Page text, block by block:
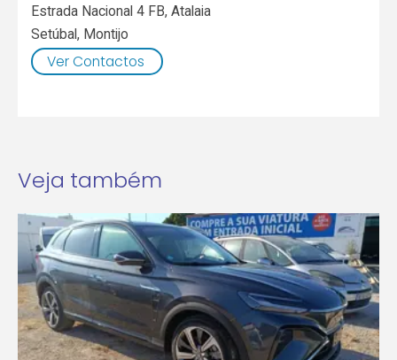
Estrada Nacional 4 FB, Atalaia
Setúbal, Montijo
Ver Contactos
Veja também